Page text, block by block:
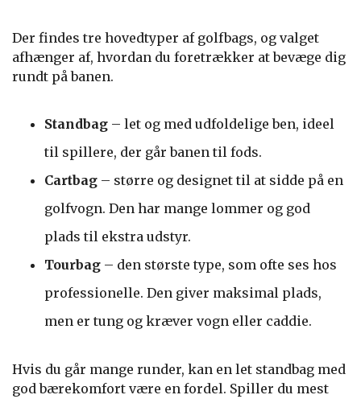
Der findes tre hovedtyper af golfbags, og valget
afhænger af, hvordan du foretrækker at bevæge dig
rundt på banen.
Standbag – let og med udfoldelige ben, ideel
til spillere, der går banen til fods.
Cartbag – større og designet til at sidde på en
golfvogn. Den har mange lommer og god
plads til ekstra udstyr.
Tourbag – den største type, som ofte ses hos
professionelle. Den giver maksimal plads,
men er tung og kræver vogn eller caddie.
Hvis du går mange runder, kan en let standbag med
god bærekomfort være en fordel. Spiller du mest